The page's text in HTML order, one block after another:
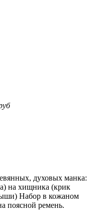
духовых манка:
на хищника (крик
Набор в кожаном
поясной ремень.